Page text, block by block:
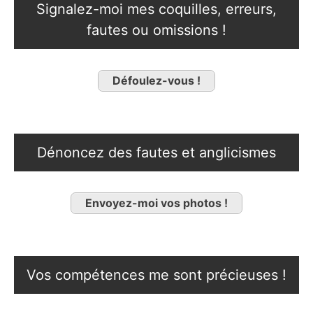
Signalez-moi mes coquilles, erreurs,
fautes ou omissions !
Défoulez-vous !
Dénoncez des fautes et anglicismes
Envoyez-moi vos photos !
Vos compétences me sont précieuses !